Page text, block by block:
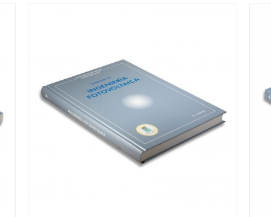
con5.00de 5
AÑADIR AL CARRITO DETALLES